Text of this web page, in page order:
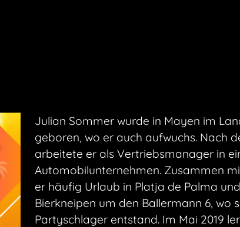
Julian Sommer wurde in Mayen im
geboren, wo er auch aufwuchs. Nach
arbeitete er als Vertriebsmanager in
Automobilunternehmen. Zusammen
er häufig Urlaub in Platja de Palma
Bierkneipen um den Ballermann 6, wo
Partyschlager entstand. Im Mai 2019